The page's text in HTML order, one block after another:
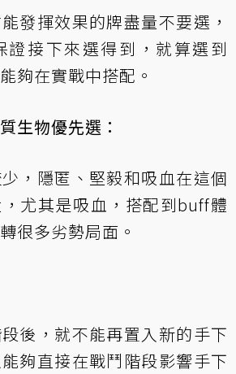
發揮效果的牌盡量不要選，
證接下來選得到，就算選到
夠在實戰中搭配。
生物優先選：
，隱匿、堅毅和吸血在這個
尤其是吸血，搭配到buff體
很多劣勢局面。
後，就不能再置入新的手下
夠直接在戰鬥階段影響手下